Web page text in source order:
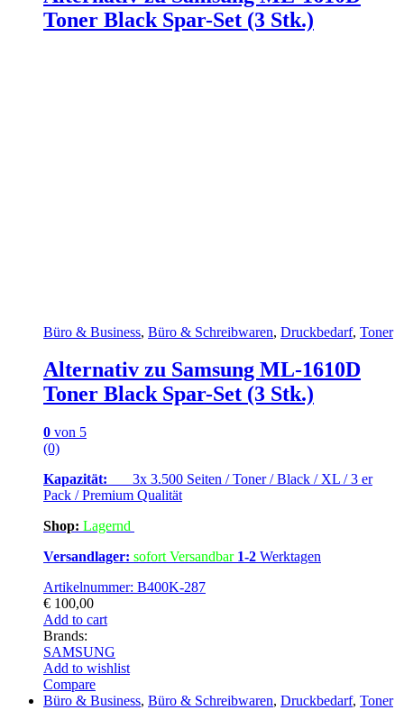
Toner Black Spar-Set (3 Stk.)
Büro & Business, Büro & Schreibwaren, Druckbedarf, Toner
Alternativ zu Samsung ML-1610D
Toner Black Spar-Set (3 Stk.)
0 von 5
(0)
Kapazität: 3x 3.500 Seiten / Toner / Black / XL / 3 er
Pack / Premium Qualität
Shop: Lagernd
Versandlager: sofort Versandbar 1-2 Werktagen
Artikelnummer: B400K-287
€ 100,00
Add to cart
Brands:
SAMSUNG
Add to wishlist
Compare
Büro & Business, Büro & Schreibwaren, Druckbedarf, Toner